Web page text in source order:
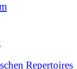
Repertoires